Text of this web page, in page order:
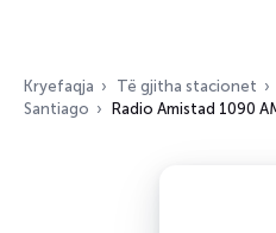
Kryefaqja Të gjitha stacionet
Santiago
Radio Amistad 1090